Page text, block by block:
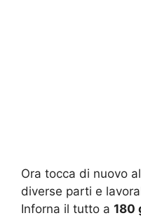
Ora tocca di nuovo
diverse parti e
Inforna il tutto a 180